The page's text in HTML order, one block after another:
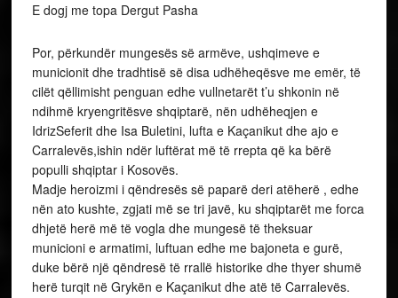
E dogj me topa Dergut Pasha
Por, përkundër mungesës së armëve, ushqimeve e
municionit dhe tradhtisë së disa udhëheqësve me emër, të
cilët qëllimisht penguan edhe vullnetarët t’u shkonin në
ndihmë kryengritësve shqiptarë, nën udhëheqjen e
IdrizSeferit dhe Isa Buletini, lufta e Kaçanikut dhe ajo e
Carralevës,ishin ndër luftërat më të rrepta që ka bërë
populli shqiptar i Kosovës.
Madje heroizmi i qëndresës së paparë deri atëherë , edhe
nën ato kushte, zgjati më se tri javë, ku shqiptarët me forca
dhjetë herë më të vogla dhe mungesë të theksuar
municioni e armatimi, luftuan edhe me bajoneta e gurë,
duke bërë një qëndresë të rrallë historike dhe thyer shumë
herë turqit në Grykën e Kaçanikut dhe atë të Carralevës.